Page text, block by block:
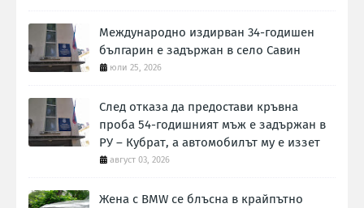
Международно издирван 34-годишен
българин е задържан в село Савин
юли 25, 2026
След отказа да предостави кръвна
проба 54-годишният мъж е задържан в
РУ – Кубрат, а автомобилът му е иззет
август 03, 2026
Жена с BMW се блъсна в крайпътно